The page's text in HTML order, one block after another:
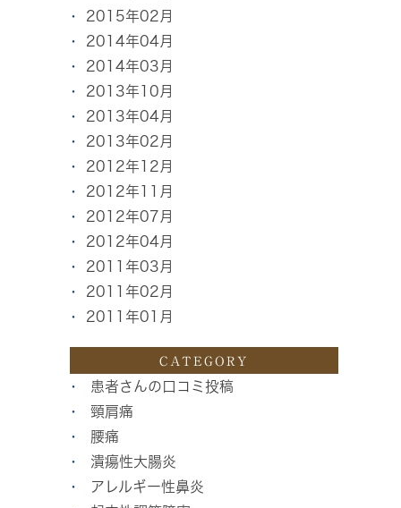
2015年02月
2014年04月
2014年03月
2013年10月
2013年04月
2013年02月
2012年12月
2012年11月
2012年07月
2012年04月
2011年03月
2011年02月
2011年01月
CATEGORY
患者さんの口コミ投稿
頸肩痛
腰痛
潰瘍性大腸炎
アレルギー性鼻炎